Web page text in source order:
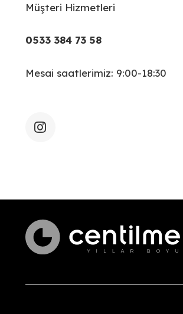
Müşteri Hizmetleri
0533 384 73 58
Mesai saatlerimiz: 9:00-18:30